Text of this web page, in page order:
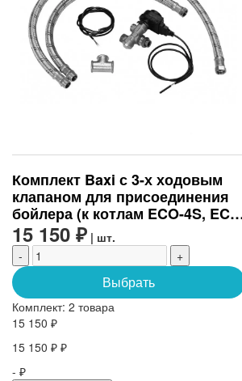
Комплект Baxi с 3-х ходовым
клапаном для присоединения
бойлера (к котлам ECO-4S, ECO
Four, Ampera) (KHG71409631)
15 150 ₽ | шт.
-
+
Выбрать
Комплект: 2 товара
15 150 ₽
15 150 ₽ ₽
- ₽